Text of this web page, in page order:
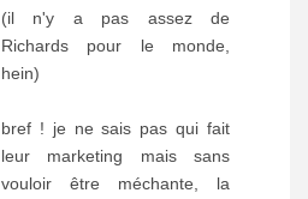
(il n'y a pas assez de
Richards pour le monde,
hein)
bref ! je ne sais pas qui fait
leur marketing mais sans
vouloir être méchante, la